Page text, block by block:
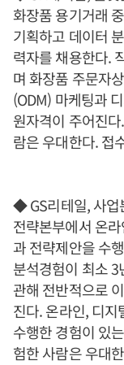
화장품 용기거래
기획하고 데이터
력자를 채용한다.
며 화장품 주문자
(ODM) 마케팅과
원자격이 주어진
람은 우대한다. 접
◆ GS리테일, 사업
전략본부에서 온
과 전략제안을 수
분석경험이 최소
관해 전반적으로
진다. 온라인, 디
수행한 경험이 있
험한 사람은 우대